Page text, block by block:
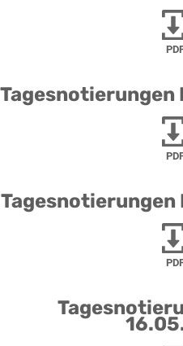
Tagesnotierungen
Tagesnotierungen